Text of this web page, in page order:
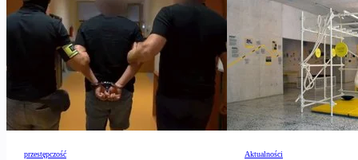
przestępczość Aktualności